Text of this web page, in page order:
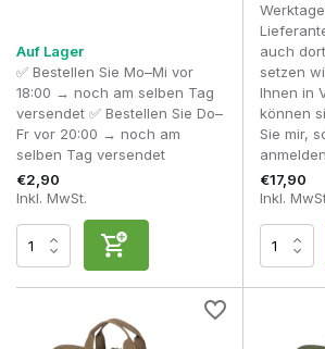
Nicht jeder Spieler oder Sportschütze hat
Bedürfnisse. Manche nehmen
Dienstwaffe mit, während andere
umfangreiches Zubehörset transportieren
diesem Grund umfasst diese Kategorie
von Pistolentaschen, wobei jede
bestimmten Verwendungszweck
Taschen für eine Pistole
Eine Single-Pistol-Tasche wurde für den
übersichtlichen Transport einer Airsoft-
Dank ihrer kompakten Größe ist diese
Tasche eine hervorragende Wahl für
Seitenwaffe getrennt vom Rest ihrer
Auf Lager
✅ Bestellen Sie Mo–Mi vor
18:00 → noch am selben Tag
versendet ✅ Bestellen Sie Do–
Fr vor 20:00 → noch am
selben Tag versendet
€2,90
Inkl. MwSt.
auch
setzen
Ihnen in
können
Sie mir,
€17,90
Inkl.